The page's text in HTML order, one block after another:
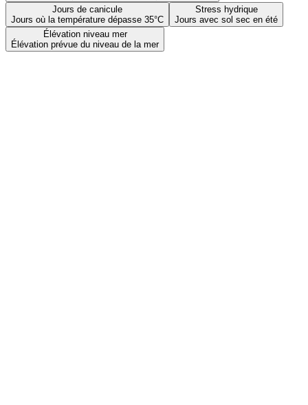
Jours de canicule
Jours où la température dépasse 35°C
Stress hydrique
Jours avec sol sec en été
Élévation niveau mer
Élévation prévue du niveau de la mer